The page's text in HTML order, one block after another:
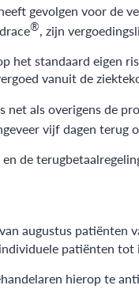
gevolgen voor de
®, zijn
het standaard eigen
vanuit de
net als overigens de
vijf dagen terug
de
augustus patiënten
patiënten
hierop te